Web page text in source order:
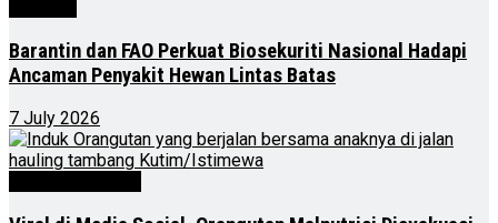
Barantin dan FAO Perkuat Biosekuriti Nasional Hadapi
Ancaman Penyakit Hewan Lintas Batas
7 July 2026